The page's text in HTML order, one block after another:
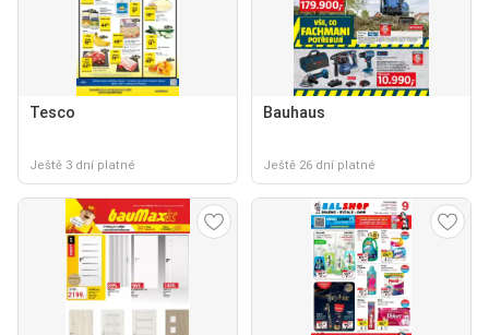
Tesco
Ještě 3 dní platné
Bauhaus
Ještě 26 dní platné